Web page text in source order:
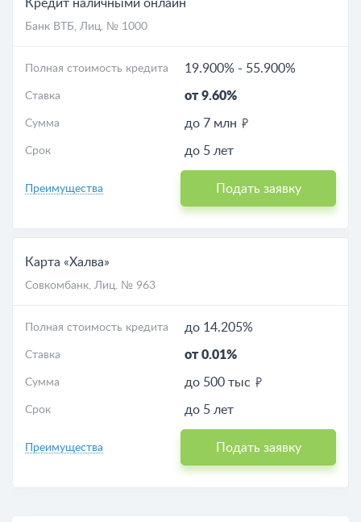
Кредит наличными онлайн
Банк ВТБ, Лиц. № 1000
Полная стоимость кредита 19.900% - 55.900%
Ставка от 9.60%
Сумма до 7 млн
Срок до 5 лет
Преимущества Подать заявку
Карта «Халва»
Совкомбанк, Лиц. № 963
Полная стоимость кредита до 14.205%
Ставка от 0.01%
Сумма до 500 тыс
Срок до 5 лет
Преимущества Подать заявку